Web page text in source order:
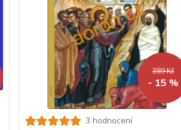
389 Kč
- 15 %
3 hodnocení